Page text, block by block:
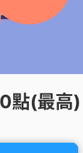
點(最高)